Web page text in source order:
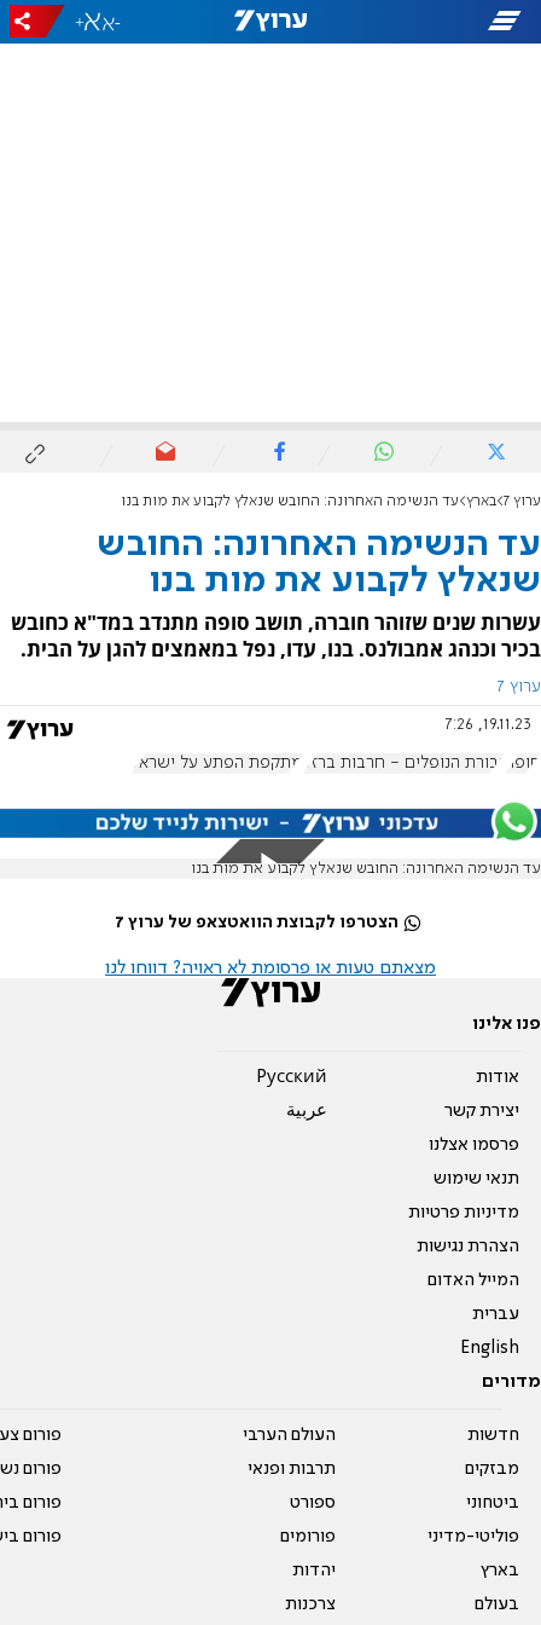
-
+
ערוץ 7 בארץ עד הנשימה האחרונה: החובש שנאלץ לקבוע את מות בנו
עד הנשימה האחרונה: החובש
שנאלץ לקבוע את מות בנו
עשרות שנים שזוהר חוברה, תושב סופה מתנדב במד"א כחובש
בכיר וכנהג אמבולנס. בנו, עדו, נפל במאמצים להגן על הבית.
ערוץ 7
19.11.23, 7:26
סופה גבורת הנופלים - חרבות ברזל מתקפת הפתע על ישראל
עד הנשימה האחרונה: החובש שנאלץ לקבוע את מות בנו
הצטרפו לקבוצת הוואטצאפ של ערוץ 7
מצאתם טעות או פרסומת לא ראויה? דווחו לנו
פנו אלינו
אודות
יצירת קשר
פרסמו אצלנו
תנאי שימוש
מדיניות פרטיות
הצהרת נגישות
המייל האדום
עברית
English
Pусский
عربية
מדורים
חדשות
מבזקים
ביטחוני
פוליטי-מדיני
בארץ
בעולם
העולם הערבי
תרבות ופנאי
ספורט
פורומים
יהדות
צרכנות
פורום
פורום
פורום
פורום